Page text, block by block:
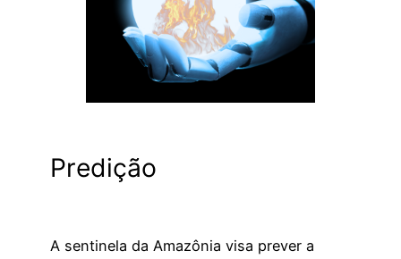
Predição
A sentinela da Amazônia visa prever a